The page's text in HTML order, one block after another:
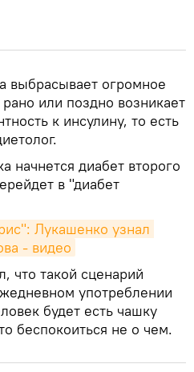
выбрасывает огромное
или поздно возникает
к инсулину, то есть
начнется диабет второго
в "диабет
Лукашенко узнал
- видео
что такой сценарий
употреблении
будет есть чашку
беспокоиться не о чем.